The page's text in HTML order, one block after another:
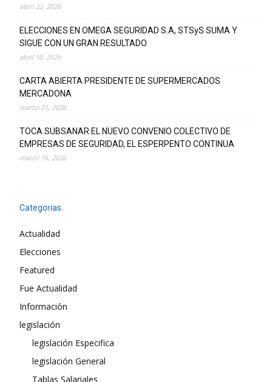
abril 22, 2026
ELECCIONES EN OMEGA SEGURIDAD S.A, STSyS SUMA Y
SIGUE CON UN GRAN RESULTADO
abril 10, 2026
CARTA ABIERTA PRESIDENTE DE SUPERMERCADOS
MERCADONA
marzo 21, 2026
TOCA SUBSANAR EL NUEVO CONVENIO COLECTIVO DE
EMPRESAS DE SEGURIDAD, EL ESPERPENTO CONTINUA
marzo 16, 2026
Categorias
Actualidad
Elecciones
Featured
Fue Actualidad
Información
legislación
legislación Especifica
legislación General
Tablas Salariales